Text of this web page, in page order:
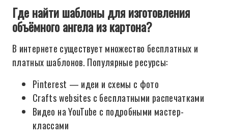
Где найти шаблоны для изготовления
объёмного ангела из картона?
В интернете существует множество бесплатных и
платных шаблонов. Популярные ресурсы:
Pinterest — идеи и схемы с фото
Crafts websites с бесплатными распечатками
Видео на YouTube с подробными мастер-
классами